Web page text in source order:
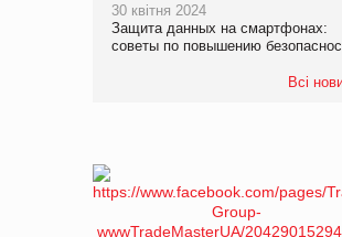
30 квітня 2024
Защита данных на смартфонах:
советы по повышению
Всі